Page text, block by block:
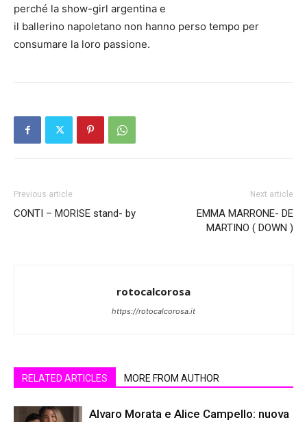
perché la show-girl argentina e
il ballerino napoletano non hanno perso tempo per
consumare la loro passione.
Previous article
CONTI – MORISE stand- by
Next article
EMMA MARRONE- DE
MARTINO ( DOWN )
rotocalcorosa
https://rotocalcorosa.it
RELATED ARTICLES MORE FROM AUTHOR
Alvaro Morata e Alice Campello: nuova